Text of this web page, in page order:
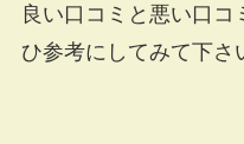
良い口コミと悪い口
ひ参考にしてみて下さ